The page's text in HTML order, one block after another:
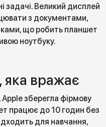
задачі. Великий дисплей
з документами,
що робить планшет
ноутбуку.
яка вражає
зберегла фірмову
працює до 10 годин без
для навчання,